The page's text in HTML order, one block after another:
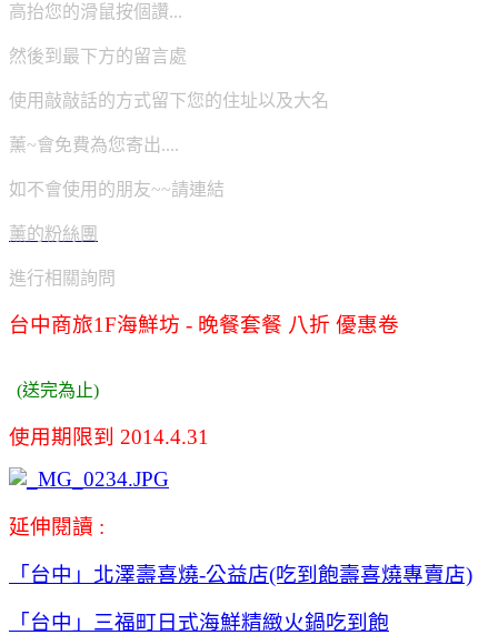
高抬您的滑鼠按個讚...
然後到最下方的留言處
使用敲敲話的方式留下您的住址以及大名
薰~會免費為您寄出....
如不會使用的朋友~~請連結
薰的粉絲團
進行相關詢問
台中商旅1F海鮮坊 - 晚餐套餐 八折 優惠卷
(送完為止)
使用期限到 2014.4.31
延伸閱讀 :
「台中」北澤壽喜燒-公益店(吃到飽壽喜燒專賣店)
「台中」三福町日式海鮮精緻火鍋吃到飽